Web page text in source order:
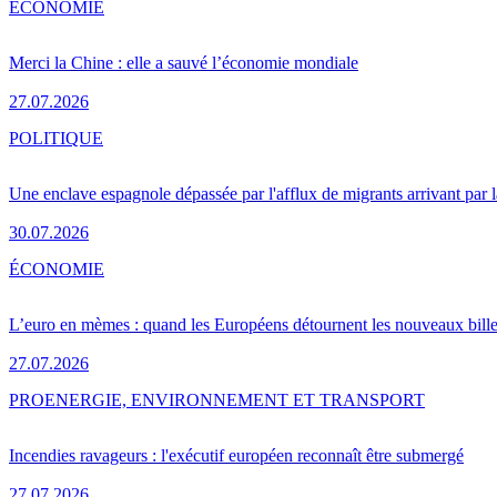
Merci la Chine : elle a sauvé l’économie mondiale
27.07.2026
ÉCONOMIE
Une enclave espagnole dépassée par l'afflux de migrants arrivant par
30.07.2026
POLITIQUE
L’euro en mèmes : quand les Européens détournent les nouveaux
27.07.2026
ÉCONOMIE
Incendies ravageurs : l'exécutif européen reconnaît être submergé
PROENERGIE, ENVIRONNEMENT ET TRANSPORT